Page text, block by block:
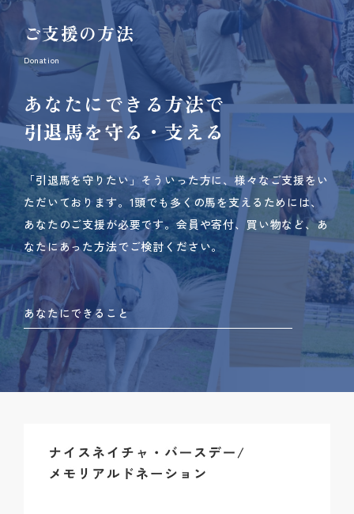
ご支援の方法
Donation
あなたにできる方法で
引退馬を守る・支える
「引退馬を守りたい」そういった方に、様々なご支援をい
ただいております。 1頭でも多くの馬を支えるためには、
あなたのご支援が必要です。 会員や寄付、買い物など、あ
なたにあった方法でご検討ください。
あなたにできること